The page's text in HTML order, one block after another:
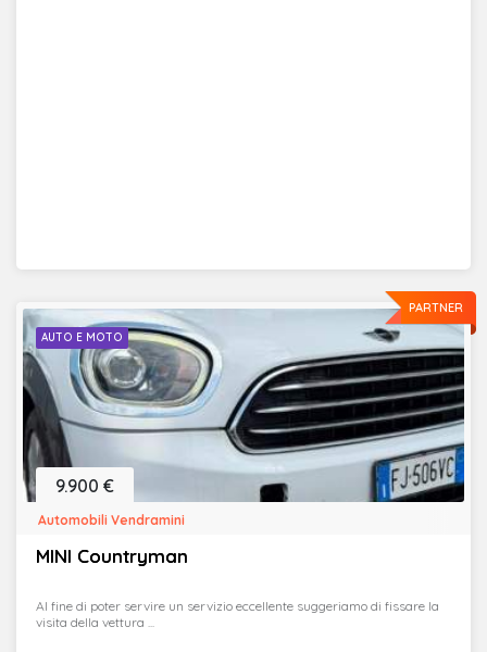
PARTNER
AUTO E MOTO
MINI Countryman
9.900 €
Automobili Vendramini
Al fine di poter servire un servizio eccellente suggeriamo di fissare la
visita della vettura ...